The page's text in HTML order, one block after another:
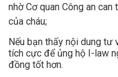
nhờ Cơ quan Công an
của cháu;
Nếu bạn thấy nội dung tư
tích cực để ủng hộ I-law
đồng tốt hơn.